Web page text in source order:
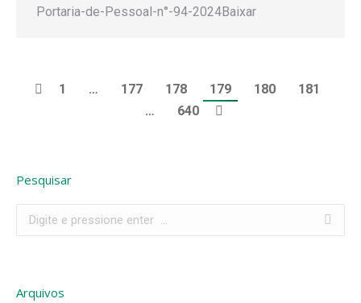
Portaria-de-Pessoal-n°-94-2024Baixar
1 … 177 178 179 180
181
…
640
Pesquisar
Arquivos